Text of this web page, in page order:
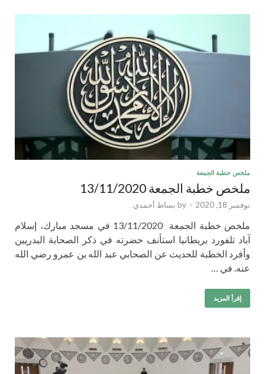
ملخص خطبة الجمعة
ملخص خطبة الجمعة 13/11/2020
نوفمبر 18, 2020 -
by بساط أحمدي
ملخص خطبة الجمعة 13/11/2020 في مسجد مبارك، إسلام
آباد تلفورد بريطانيا استأنف حضرته في ذكر الصحابة البدريين
وأفرد الخطبة للحديث عن الصحابي عبد الله بن عمرو رضي الله
عنه. في …
إقرأ المزيد